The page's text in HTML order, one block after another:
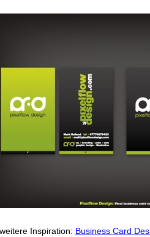
Inspiration: Business Card